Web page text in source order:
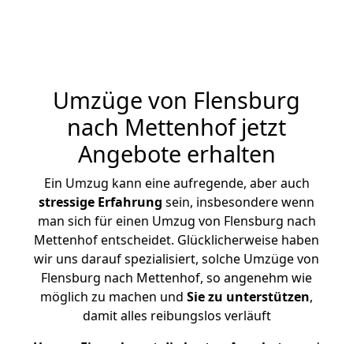
Umzüge von Flensburg
nach Mettenhof jetzt
Angebote erhalten
Ein Umzug kann eine aufregende, aber auch
stressige Erfahrung sein, insbesondere wenn
man sich für einen Umzug von Flensburg nach
Mettenhof entscheidet. Glücklicherweise haben
wir uns darauf spezialisiert, solche Umzüge von
Flensburg nach Mettenhof, so angenehm wie
möglich zu machen und Sie zu unterstützen,
damit alles reibungslos verläuft